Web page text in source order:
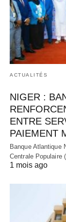
ACTUALITÉS
NIGER :
ENTRE
PAIEMENT
Banque Atlantique
Centrale Populaire
1 mois ago